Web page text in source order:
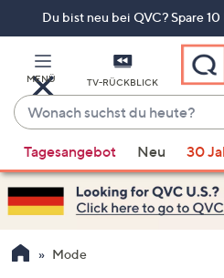
Du bist neu bei QVC? Spare
MENÜ TV-RÜCKBLICK
Wonach
suchst
du
heute?
Vorschläge
verfügbar
sind,
verwenden
Sie
Tagesangebot Neu 30
Mode